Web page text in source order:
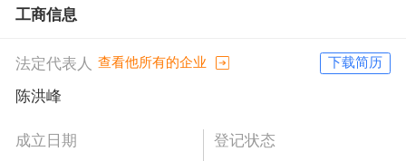
工商信息
法定代表人 查看他所有的企业 下载简历
陈洪峰
成立日期
登记状态